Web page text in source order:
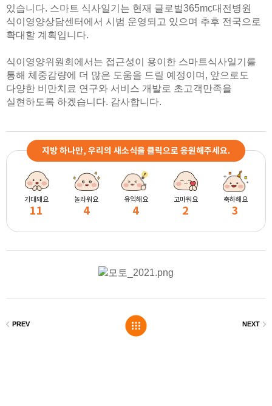
있습니다. 스마트 식사일기는 현재 글로벌365mc대전병원
식이영양상담센터에서 시범 운영되고 있으며 추후 전국으로
확대할 계획입니다.
식이영양위원회에서는 접근성이 용이한 스마트식사일기를
통해 체중감량에 더 많은 도움을 드릴 예정이며, 앞으로도
다양한 비만치료 연구와 서비스 개발로 초고객만족을
실현하도록 하겠습니다. 감사합니다.
지방 하나만, 우리의 새소식을 클릭으로 응원해주세요.
기대돼요
11
놀라워요
4
유익해요
4
고마워요
2
축하해요
3